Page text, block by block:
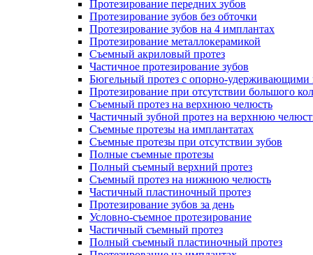
Протезирование передних зубов
Протезирование зубов без обточки
Протезирование зубов на 4 имплантах
Протезирование металлокерамикой
Съемный акриловый протез
Частичное протезирование зубов
Бюгельный протез с опорно-удерживающими
Протезирование при отсутствии большого
Съемный протез на верхнюю челюсть
Частичный зубной протез на верхнюю
Съемные протезы на имплантатах
Съемные протезы при отсутствии зубов
Полные съемные протезы
Полный съемный верхний протез
Съемный протез на нижнюю челюсть
Частичный пластиночный протез
Протезирование зубов за день
Условно-съемное протезирование
Частичный съемный протез
Полный съемный пластиночный протез